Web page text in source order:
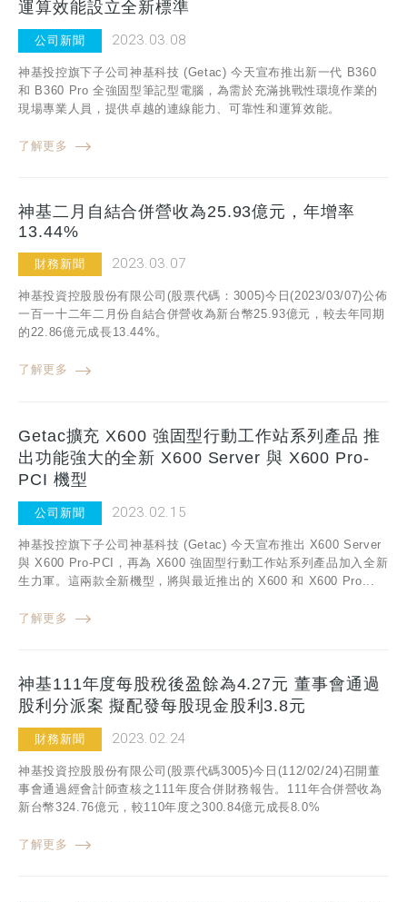
運算效能設立全新標準
公司新聞 2023.03.08
神基投控旗下子公司神基科技 (Getac) 今天宣布推出新一代 B360
和 B360 Pro 全強固型筆記型電腦，為需於充滿挑戰性環境作業的
現場專業人員，提供卓越的連線能力、可靠性和運算效能。
了解更多
神基二月自結合併營收為25.93億元，年增率
13.44%
財務新聞 2023.03.07
神基投資控股股份有限公司(股票代碼：3005)今日(2023/03/07)公佈
一百一十二年二月份自結合併營收為新台幣25.93億元，較去年同期
的22.86億元成長13.44%。
了解更多
Getac擴充 X600 強固型行動工作站系列產品 推
出功能強大的全新 X600 Server 與 X600 Pro-
PCI 機型
公司新聞 2023.02.15
神基投控旗下子公司神基科技 (Getac) 今天宣布推出 X600 Server
與 X600 Pro-PCI，再為 X600 強固型行動工作站系列產品加入全新
生力軍。這兩款全新機型，將與最近推出的 X600 和 X600 Pro...
了解更多
神基111年度每股稅後盈餘為4.27元 董事會通過
股利分派案 擬配發每股現金股利3.8元
財務新聞 2023.02.24
神基投資控股股份有限公司(股票代碼3005)今日(112/02/24)召開董
事會通過經會計師查核之111年度合併財務報告。111年合併營收為
新台幣324.76億元，較110年度之300.84億元成長8.0%
了解更多